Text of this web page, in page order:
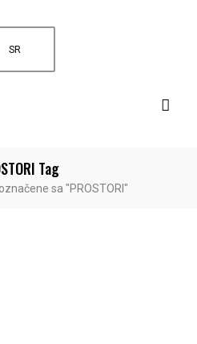
SR
Tag
sa "PROSTORI"